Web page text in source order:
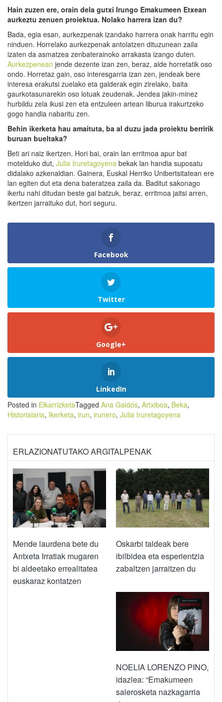
Hain zuzen ere, orain dela gutxi Irungo Emakumeen Etxean
aurkeztu zenuen proiektua. Nolako harrera izan du?
Bada, egia esan, aurkezpenak izandako harrera onak harritu egin
ninduen. Horrelako aurkezpenak antolatzen dituzunean zaila
izaten da asmatzea zenbaterainoko arrakasta izango duten.
Aurkezpenean jende dezente izan zen, beraz, alde horretatik oso
ondo. Horretaz gain, oso interesgarria izan zen, jendeak bere
interesa erakutsi zuelako eta galderak egin zirelako, baita
gaurkotasunarekin oso lotuak zeudenak. Jendea jakin-minez
hurbildu zela ikusi zen eta entzuleen artean liburua irakurtzeko
gogo handia nabaritu zen.
Behin ikerketa hau amaituta, ba al duzu jada proiektu berririk
buruan bueltaka?
Beti ari naiz ikertzen. Hori bai, orain lan erritmoa apur bat
motelduko dut, Julia Iruretagoyena bekak lan handia suposatu
didalako azkenaldian. Gainera, Euskal Herriko Unibertsitatean ere
lan egiten dut eta dena bateratzea zaila da. Baditut sakonago
ikertu nahi ditudan beste gai batzuk, beraz, erritmoa jaitsi arren,
ikertzen jarraituko dut, hori seguru.
Facebook
Twitter
Google+
LinkedIn
Posted in ElkarrizketaTagged Ana Galdós, Artxiboa, Beka,
Historialaria, Ikerketa, irun, irunero, Julia Iruretagoyena
ERLAZIONATUTAKO ARGITALPENAK
Mende laurdena bete du
Antxeta Irratiak mugaren
bi aldeetako errealitatea
euskaraz kontatzen
Oskarbi taldeak bere
ibilbidea eta esperientzia
zabaltzen jarraitzen du
NOELIA LORENZO PINO,
idazlea: “Emakumeen
salerosketa nazkagarria